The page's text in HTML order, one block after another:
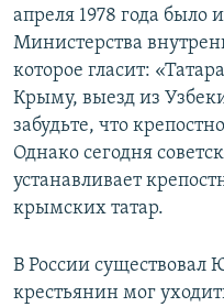
апреля 1978 года было
Министерства
которое гласит:
Крыму, выезд из
забудьте, что
Однако сегодня
устанавливает
крымских татар.
В России существовал
крестьянин мог